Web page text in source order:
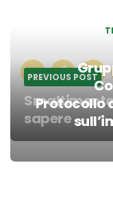
Post
PREVIOUS POST
sapere
Protocollo